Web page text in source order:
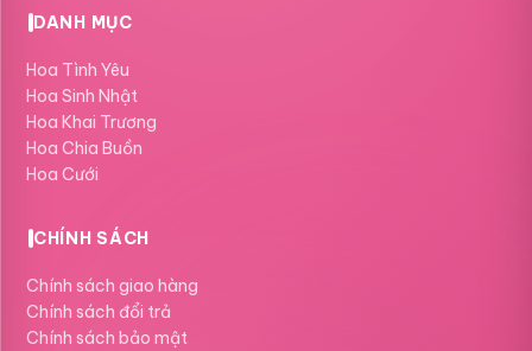
DANH MỤC
Hoa Tình Yêu
Hoa Sinh Nhật
Hoa Khai Trương
Hoa Chia Buồn
Hoa Cưới
CHÍNH SÁCH
Chính sách giao hàng
Chính sách đổi trả
Chính sách bảo mật